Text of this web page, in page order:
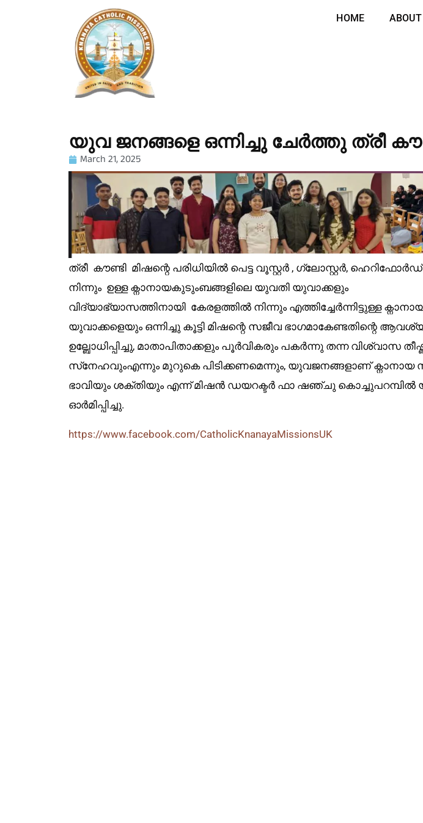
HOME ABOUT
യുവ ജനങ്ങളെ ഒന്നിച്ചു ചേർത്തു ത്രീ
March 21, 2025
ത്രീ കൗണ്ടി മിഷന്റെ പരിധിയിൽ പെട്ട വൂസ്റ്റർ , ഗ്ലോസ്റ്റർ,
നിന്നും ഉള്ള ക്നാനായകുടുംബങ്ങളിലെ യുവതി യുവാക്കളും
വിദ്യാഭ്യാസത്തിനായി കേരളത്തിൽ നിന്നും എത്തിച്ചേർന്നിട്ടുള്ള
യുവാക്കളെയും ഒന്നിച്ചു കൂട്ടി മിഷന്റെ സജീവ ഭാഗമാകേണ്ടതിന്റെ
ഉല്ബോധിപ്പിച്ചു, മാതാപിതാക്കളും പൂർവികരും പകർന്നു തന്ന വിശ്വാസ
സ്‌നേഹവുംഎന്നും മുറുകെ പിടിക്കണമെന്നും, യുവജനങ്ങളാണ് ക്നാനായ
ഭാവിയും ശക്തിയും എന്ന് മിഷൻ ഡയറക്ടർ ഫാ ഷഞ്ചു
ഓർമിപ്പിച്ചു.
https://www.facebook.com/CatholicKnanayaMissionsUK